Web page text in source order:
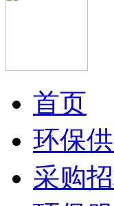
首页
环保
采购